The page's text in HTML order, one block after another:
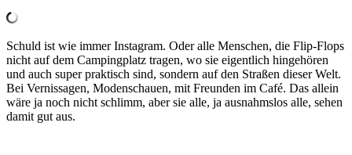
Schuld ist wie immer Instagram. Oder alle Menschen, die Flip-Flops
nicht auf dem Campingplatz tragen, wo sie eigentlich hingehören
und auch super praktisch sind, sondern auf den Straßen dieser Welt.
Bei Vernissagen, Modenschauen, mit Freunden im Café. Das allein
wäre ja noch nicht schlimm, aber sie alle, ja ausnahmslos alle, sehen
damit gut aus.